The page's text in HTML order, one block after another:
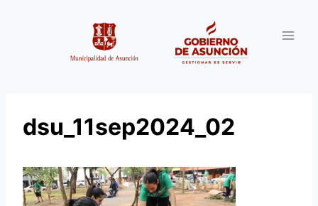
dsu_11sep2024_02